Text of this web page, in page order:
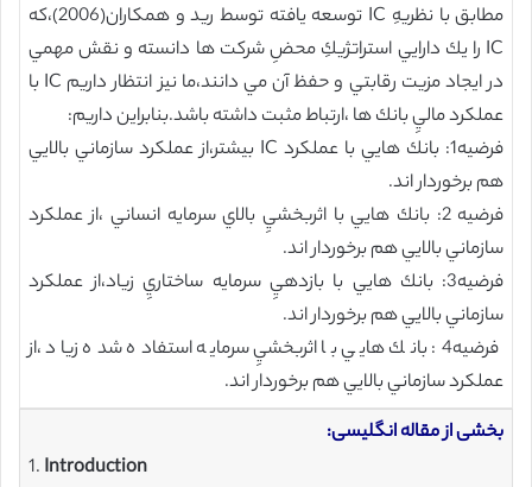
مطابق با نظريهِ IC توسعه يافته توسط ريد و همكاران(2006)،كه
IC را يك دارايي استراتژيكِ محضِ شركت ها دانسته و نقش مهمي
در ايجاد مزيت رقابتي و حفظ آن مي دانند،ما نيز انتظار داريم IC با
عملكرد ماليِ بانك ها ،ارتباط مثبت داشته باشد.بنابراين داريم:
فرضيه1: بانك هايي با عملكرد IC بيشتر،از عملكرد سازماني بالايي
هم برخوردار اند.
فرضيه 2: بانك هايي با اثربخشيِ بالاي سرمايه انساني ،از عملكرد
سازماني بالايي هم برخوردار اند.
فرضيه3: بانك هايي با بازدهيِ سرمايه ساختاريِ زياد،از عملكرد
سازماني بالايي هم برخوردار اند.
فرضيه4: بانك هايي با اثربخشيِ سرمايه استفاده شده زياد ،از
عملكرد سازماني بالايي هم برخوردار اند.
بخشی از مقاله انگلیسی:
1. Introduction